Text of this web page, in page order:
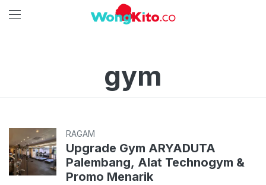
gym
RAGAM
Upgrade Gym ARYADUTA
Palembang, Alat Technogym &
Promo Menarik